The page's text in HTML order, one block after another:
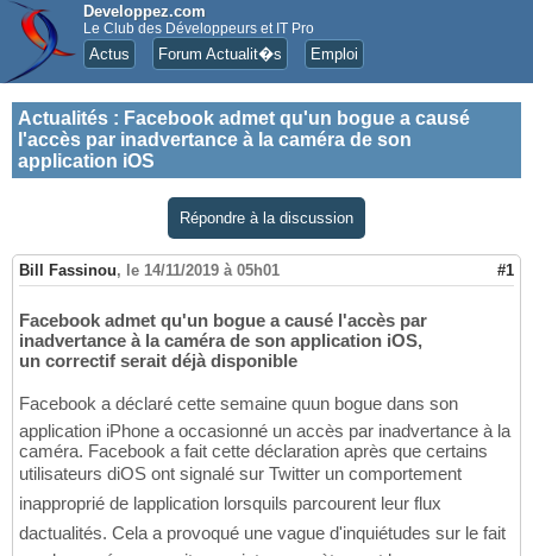
Developpez.com
Le Club des Développeurs et IT Pro
Actus Forum Actualit�s Emploi
Actualités : Facebook admet qu'un bogue a causé
l'accès par inadvertance à la caméra de son
application iOS
Répondre à la discussion
Bill Fassinou, le 14/11/2019 à 05h01 #1
Facebook admet qu'un bogue a causé l'accès par
inadvertance à la caméra de son application iOS,
un correctif serait déjà disponible
Facebook a déclaré cette semaine quun bogue dans son
application iPhone a occasionné un accès par inadvertance à la
caméra. Facebook a fait cette déclaration après que certains
utilisateurs diOS ont signalé sur Twitter un comportement
inapproprié de lapplication lorsquils parcourent leur flux
dactualités. Cela a provoqué une vague d'inquiétudes sur le fait